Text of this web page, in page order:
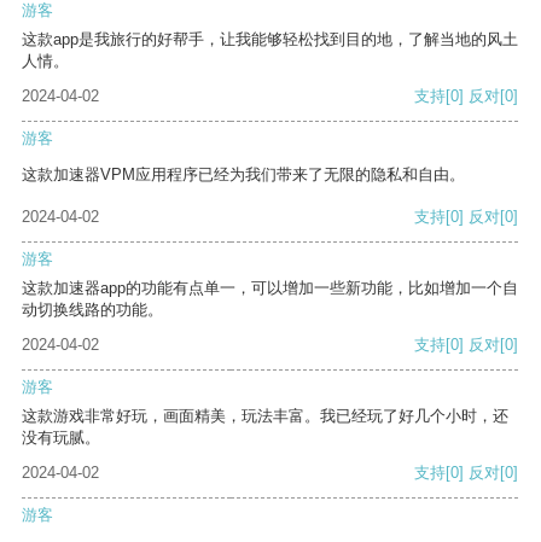
游客
这款app是我旅行的好帮手，让我能够轻松找到目的地，了解当地的风土
人情。
2024-04-02
支持[0] 反对[0]
游客
这款加速器VPM应用程序已经为我们带来了无限的隐私和自由。
2024-04-02 支持[0] 反对[0]
游客
这款加速器app的功能有点单一，可以增加一些新功能，比如增加一个自
动切换线路的功能。
2024-04-02
支持[0] 反对[0]
游客
这款游戏非常好玩，画面精美，玩法丰富。我已经玩了好几个小时，还
没有玩腻。
2024-04-02
支持[0] 反对[0]
游客